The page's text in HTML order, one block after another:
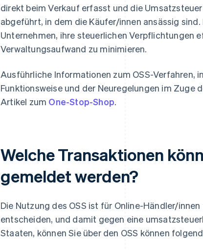
direkt beim Verkauf erfasst und die
abgeführt, in dem die Käufer/innen ansässig
Unternehmen, ihre steuerlichen Verpflichtungen
Verwaltungsaufwand zu minimieren.
Ausführliche Informationen zum OSS-Verfahren,
Funktionsweise und der Neuregelungen im Zuge
Artikel zum One-Stop-Shop.
Welche Transaktionen
gemeldet werden?
Die Nutzung des OSS ist für Online-Händler/
entscheiden, und damit gegen eine
Staaten, können Sie über den OSS können